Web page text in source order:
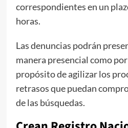
correspondientes en un
horas.
Las denuncias podrán
manera presencial como
propósito de agilizar los
retrasos que puedan
de las búsquedas.